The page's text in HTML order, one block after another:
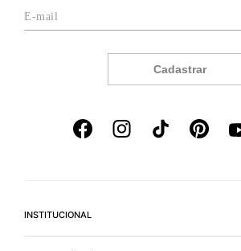
Cadastrar
INSTITUCIONAL